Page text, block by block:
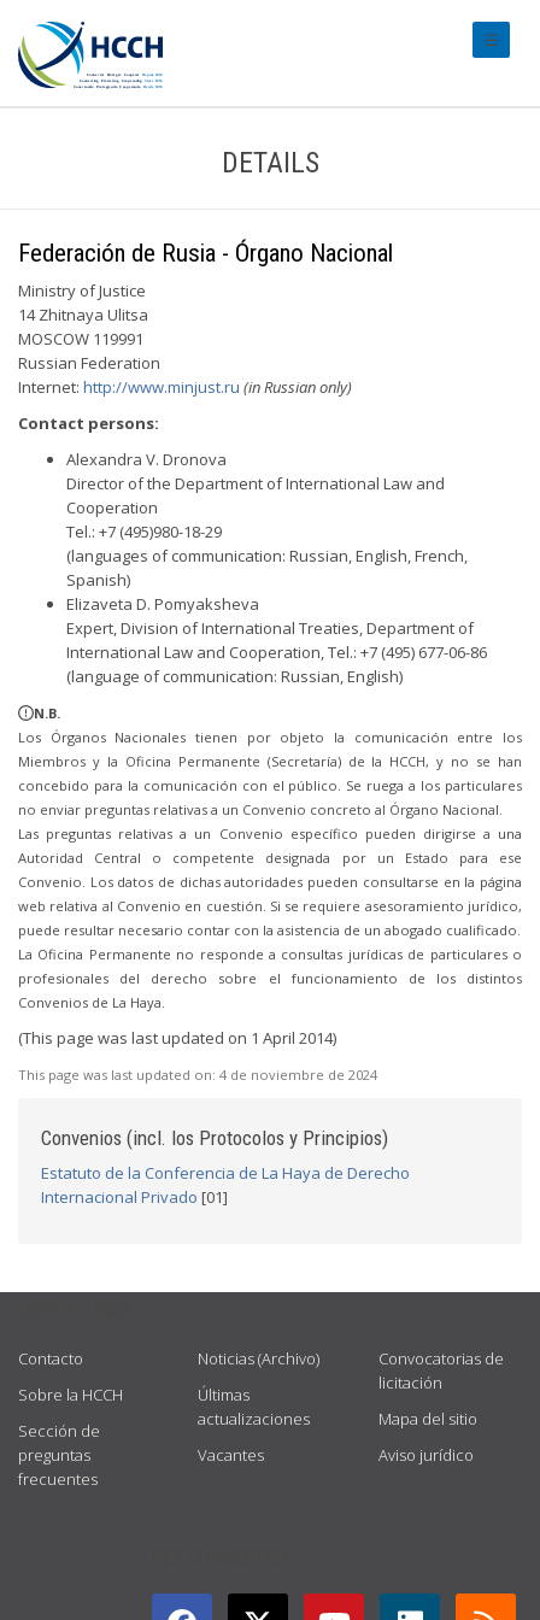
DETAILS
Federación de Rusia - Órgano Nacional
Ministry of Justice
14 Zhitnaya Ulitsa
MOSCOW 119991
Russian Federation
Internet: http://www.minjust.ru (in Russian only)
Contact persons:
Alexandra V. Dronova
Director of the Department of International Law and
Cooperation
Tel.: +7 (495)980-18-29
(languages of communication: Russian, English, French,
Spanish)
Elizaveta D. Pomyaksheva
Expert, Division of International Treaties, Department of
International Law and Cooperation, Tel.: +7 (495) 677-06-86
(language of communication: Russian, English)
N.B.
Los Órganos Nacionales tienen por objeto la comunicación entre los
Miembros y la Oficina Permanente (Secretaría) de la HCCH, y no se han
concebido para la comunicación con el público. Se ruega a los particulares
no enviar preguntas relativas a un Convenio concreto al Órgano Nacional.
Las preguntas relativas a un Convenio específico pueden dirigirse a una
Autoridad Central o competente designada por un Estado para ese
Convenio. Los datos de dichas autoridades pueden consultarse en la página
web relativa al Convenio en cuestión. Si se requiere asesoramiento jurídico,
puede resultar necesario contar con la asistencia de un abogado cualificado.
La Oficina Permanente no responde a consultas jurídicas de particulares o
profesionales del derecho sobre el funcionamiento de los distintos
Convenios de La Haya.
(This page was last updated on 1 April 2014)
This page was last updated on: 4 de noviembre de 2024
Convenios (incl. los Protocolos y Principios)
Estatuto de la Conferencia de La Haya de Derecho
Internacional Privado [01]
Contacto
Sobre la HCCH
Sección de
preguntas
frecuentes
Noticias (Archivo)
Últimas
actualizaciones
Vacantes
Convocatorias de
licitación
Mapa del sitio
Aviso jurídico